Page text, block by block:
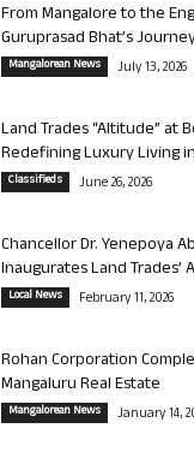
From Mangalore to the
Guruprasad Bhat’s
Mangalorean News July 13, 2026
Land Trades “Altitude” at
Redefining Luxury Living
Classifieds June 26, 2026
Chancellor Dr. Yenepoya
Inaugurates Land Trades’
Local News February 11, 2026
Rohan Corporation
Mangaluru Real Estate
Mangalorean News January 14,